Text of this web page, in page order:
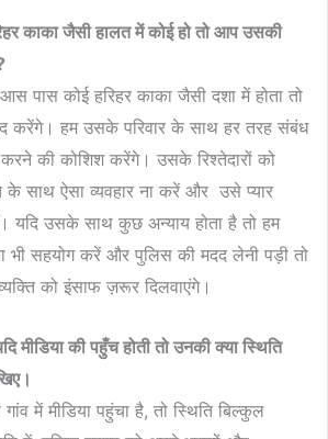
काका जैसी हालत में कोई हो तो आप उसकी
पास कोई हरिहर काका जैसी दशा में होता तो
करेंगे। हम उसके परिवार के साथ हर तरह संबंध
की कोशिश करेंगे। उसके रिश्तेदारों को
के साथ ऐसा व्यवहार ना करें और उसे प्यार
यदि उसके साथ कुछ अन्याय होता है तो हम
भी सहयोग करें और पुलिस की मदद लेनी पड़ी तो
को इंसाफ ज़रूर दिलवाएंगे।
मीडिया की पहुँच होती तो उनकी क्या स्थिति
गांव में मीडिया पहुंचा है, तो स्थिति बिल्कुल